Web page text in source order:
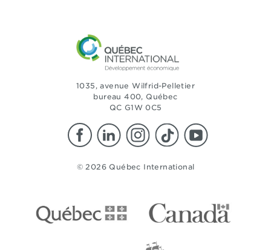
1035, avenue Wilfrid-Pelletier
bureau 400, Québec
QC G1W 0C5
© 2026 Québec International